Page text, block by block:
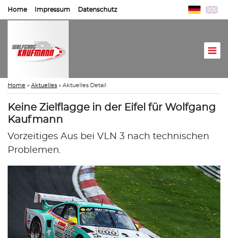
Home Impressum Datenschutz
Home » Aktuelles » Aktuelles Detail
Keine Zielflagge in der Eifel für Wolfgang
Kaufmann
Vorzeitiges Aus bei VLN 3 nach technischen
Problemen.